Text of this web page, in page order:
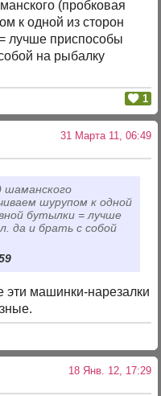
(пробковая
к одной из сторон
лучше приспособы
на рыбалку
1
31 Марта 11, 06:49
шаманского
шурупом к одной
бутылки = лучше
да и брать с собой
эти машинки-нарезалки
18 Янв. 12, 17:29